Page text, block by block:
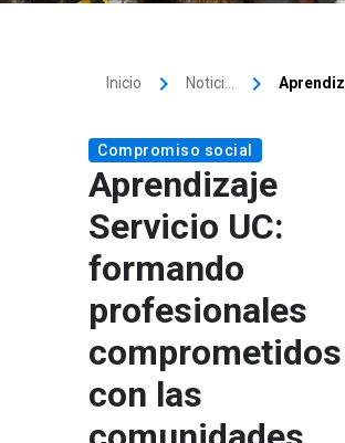
Inicio keyboard_arrow_right Noticias keyboard_arrow_right
Compromiso social
Aprendizaje
Servicio UC:
formando
profesionales
comprometidos
con las